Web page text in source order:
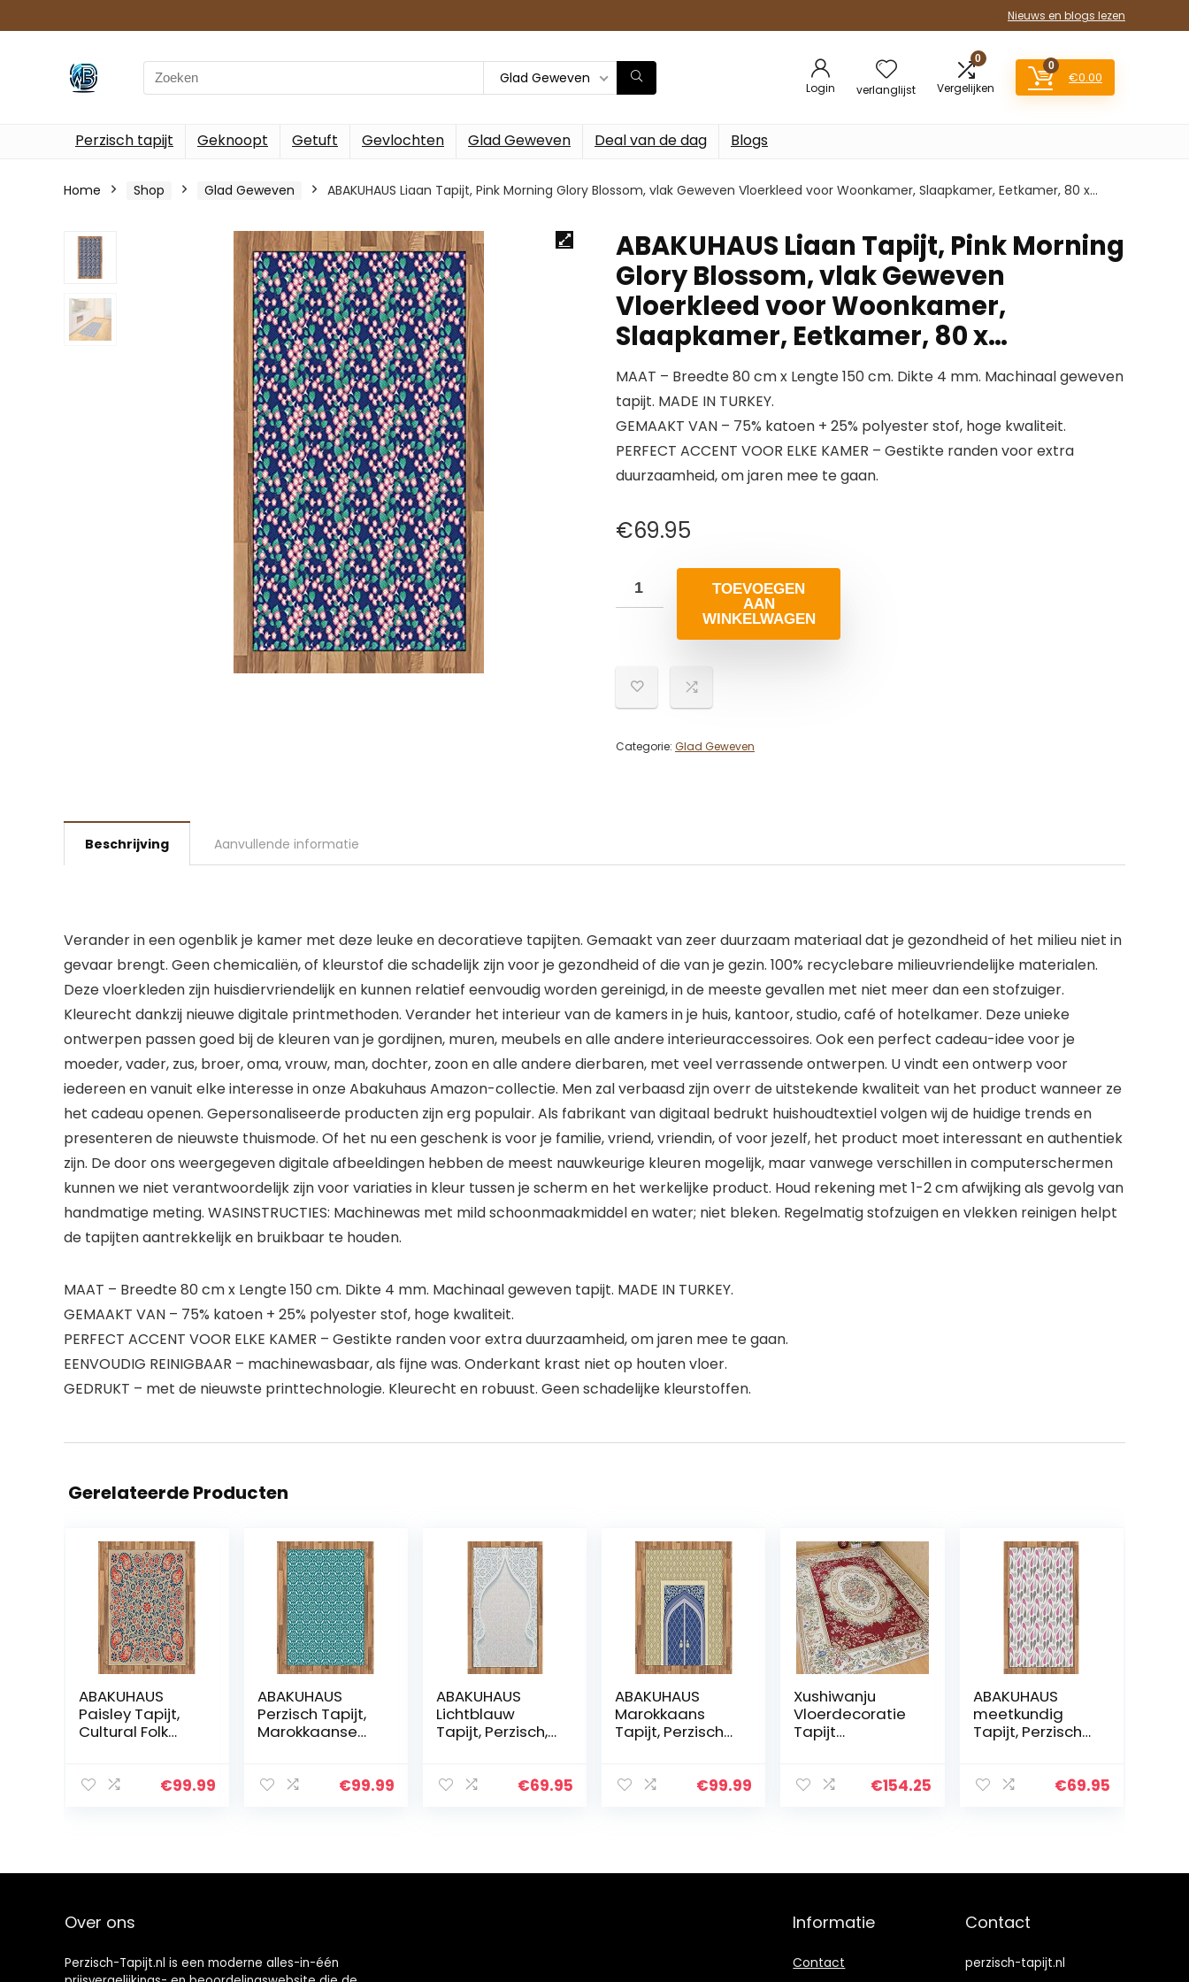
Nieuws en blogs lezen
Search
for:
Glad Geweven
Login verlanglijst
0
Vergelijken
0
€0.00
Perzisch tapijt Geknoopt Getuft Gevlochten Glad Geweven Deal van de dag Blogs
Home Shop Glad Geweven ABAKUHAUS Liaan Tapijt, Pink Morning Glory Blossom, vlak Geweven Vloerkleed voor Woonkamer, Slaapkamer, Eetkamer, 80 x…
ABAKUHAUS Liaan Tapijt, Pink Morning
Glory Blossom, vlak Geweven
Vloerkleed voor Woonkamer,
Slaapkamer, Eetkamer, 80 x…
MAAT – Breedte 80 cm x Lengte 150 cm. Dikte 4 mm. Machinaal geweven
tapijt. MADE IN TURKEY.
GEMAAKT VAN – 75% katoen + 25% polyester stof, hoge kwaliteit.
PERFECT ACCENT VOOR ELKE KAMER – Gestikte randen voor extra
duurzaamheid, om jaren mee te gaan.
€69.95
TOEVOEGEN
AAN
WINKELWAGEN
Categorie: Glad Geweven
Beschrijving Aanvullende informatie
Verander in een ogenblik je kamer met deze leuke en decoratieve tapijten. Gemaakt van zeer duurzaam materiaal dat je gezondheid of het milieu niet in
gevaar brengt. Geen chemicaliën, of kleurstof die schadelijk zijn voor je gezondheid of die van je gezin. 100% recyclebare milieuvriendelijke materialen.
Deze vloerkleden zijn huisdiervriendelijk en kunnen relatief eenvoudig worden gereinigd, in de meeste gevallen met niet meer dan een stofzuiger.
Kleurecht dankzij nieuwe digitale printmethoden. Verander het interieur van de kamers in je huis, kantoor, studio, café of hotelkamer. Deze unieke
ontwerpen passen goed bij de kleuren van je gordijnen, muren, meubels en alle andere interieuraccessoires. Ook een perfect cadeau-idee voor je
moeder, vader, zus, broer, oma, vrouw, man, dochter, zoon en alle andere dierbaren, met veel verrassende ontwerpen. U vindt een ontwerp voor
iedereen en vanuit elke interesse in onze Abakuhaus Amazon-collectie. Men zal verbaasd zijn overr de uitstekende kwaliteit van het product wanneer ze
het cadeau openen. Gepersonaliseerde producten zijn erg populair. Als fabrikant van digitaal bedrukt huishoudtextiel volgen wij de huidige trends en
presenteren de nieuwste thuismode. Of het nu een geschenk is voor je familie, vriend, vriendin, of voor jezelf, het product moet interessant en authentiek
zijn. De door ons weergegeven digitale afbeeldingen hebben de meest nauwkeurige kleuren mogelijk, maar vanwege verschillen in computerschermen
kunnen we niet verantwoordelijk zijn voor variaties in kleur tussen je scherm en het werkelijke product. Houd rekening met 1-2 cm afwijking als gevolg van
handmatige meting. WASINSTRUCTIES: Machinewas met mild schoonmaakmiddel en water; niet bleken. Regelmatig stofzuigen en vlekken reinigen helpt
de tapijten aantrekkelijk en bruikbaar te houden.
MAAT – Breedte 80 cm x Lengte 150 cm. Dikte 4 mm. Machinaal geweven tapijt. MADE IN TURKEY.
GEMAAKT VAN – 75% katoen + 25% polyester stof, hoge kwaliteit.
PERFECT ACCENT VOOR ELKE KAMER – Gestikte randen voor extra duurzaamheid, om jaren mee te gaan.
EENVOUDIG REINIGBAAR – machinewasbaar, als fijne was. Onderkant krast niet op houten vloer.
GEDRUKT – met de nieuwste printtechnologie. Kleurecht en robuust. Geen schadelijke kleurstoffen.
Gerelateerde Producten
ABAKUHAUS
Paisley Tapijt,
Cultural Folk
Vloerkleed voor
€99.99
ABAKUHAUS
Perzisch Tapijt,
Marokkaanse
Geweven
€99.99
ABAKUHAUS
Lichtblauw
Tapijt, Perzisch,
Woonkamer,
€69.95
ABAKUHAUS
Marokkaans
Tapijt, Perzische
Geweven
€99.99
Xushiwanju
Vloerdecoratie
Tapijt
Europese
€154.25
ABAKUHAUS
meetkundig
Tapijt, Perzische
Vloerkleed voor
€69.95
Over ons
Perzisch-Tapijt.nl is een moderne alles-in-één
Informatie
Contact
Contact
perzisch-tapijt.nl